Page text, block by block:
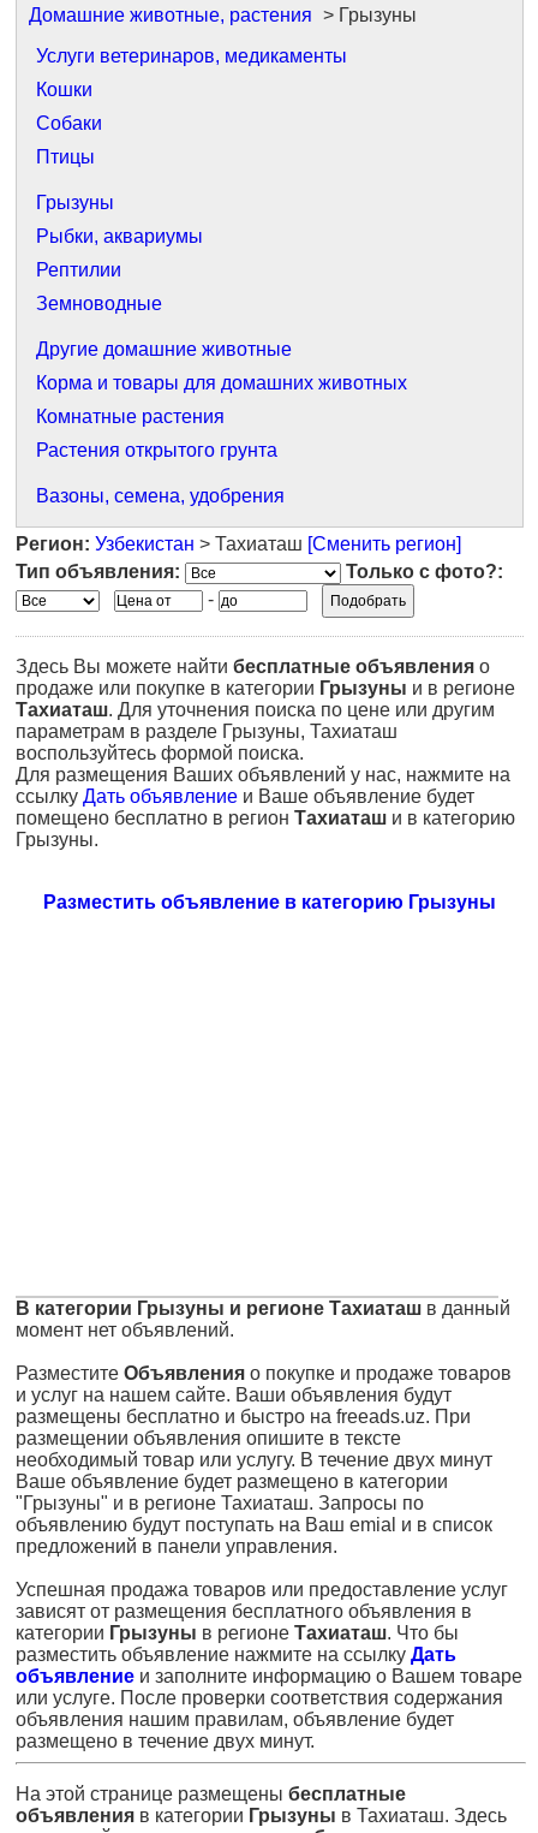
Домашние животные, растения > Грызуны
Услуги ветеринаров, медикаменты
Кошки
Собаки
Птицы
Грызуны
Рыбки, аквариумы
Рептилии
Земноводные
Другие домашние животные
Корма и товары для домашних животных
Комнатные растения
Растения открытого грунта
Вазоны, семена, удобрения
Регион: Узбекистан > Тахиаташ [Сменить регион]
Тип объявления:
Только с фото?:
-
Здесь Вы можете найти бесплатные объявления о
продаже или покупке в категории Грызуны и в регионе
Тахиаташ. Для уточнения поиска по цене или другим
параметрам в разделе Грызуны, Тахиаташ
воспользуйтесь формой поиска.
Для размещения Ваших объявлений у нас, нажмите на
ссылку Дать объявление и Ваше объявление будет
помещено бесплатно в регион Тахиаташ и в категорию
Грызуны.
Разместить объявление в категорию Грызуны
В категории Грызуны и регионе Тахиаташ в данный
момент нет объявлений.
Разместите Объявления о покупке и продаже товаров
и услуг на нашем сайте. Ваши объявления будут
размещены бесплатно и быстро на freeads.uz. При
размещении объявления опишите в тексте
необходимый товар или услугу. В течение двух минут
Ваше объявление будет размещено в категории
"Грызуны" и в регионе Тахиаташ. Запросы по
объявлению будут поступать на Ваш emial и в список
предложений в панели управления.
Успешная продажа товаров или предоставление услуг
зависят от размещения бесплатного объявления в
категории Грызуны в регионе Тахиаташ. Что бы
разместить объявление нажмите на ссылку Дать
объявление и заполните информацию о Вашем товаре
или услуге. После проверки соответствия содержания
объявления нашим правилам, объявление будет
размещено в течение двух минут.
На этой странице размещены бесплатные
объявления в категории Грызуны в Тахиаташ. Здесь